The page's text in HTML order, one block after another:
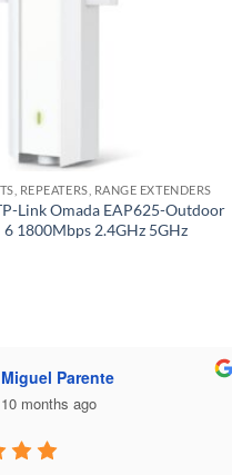
REPEATERS, RANGE EXTENDERS
Link Omada EAP625-Outdoor
1800Mbps 2.4GHz 5GHz
Miguel Parente
10 months ago